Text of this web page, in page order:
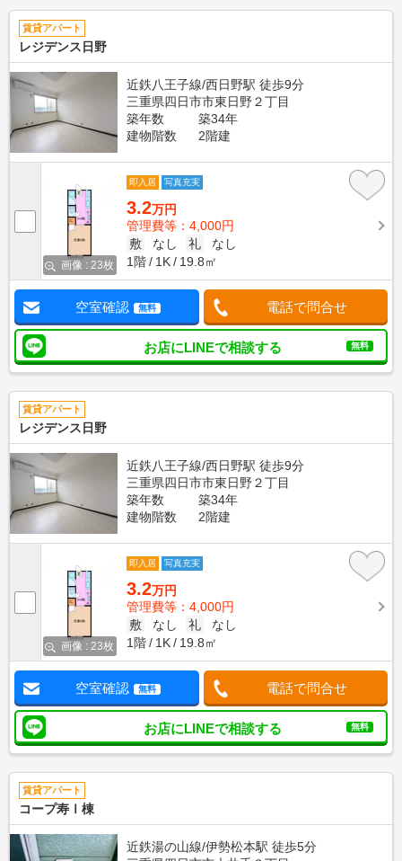
賃貸アパート
レジデンス日野
近鉄八王子線/西日野駅 徒歩9分
三重県四日市市東日野２丁目
築年数
築34年
建物階数
2階建
画像 : 23枚
即入居 写真充実
3.2万円
管理費等：4,000円
敷
なし 礼
なし
1階
1K 19.8㎡
空室確認 無料 電話で問合せ
お店にLINEで相談する 無料
賃貸アパート
レジデンス日野
近鉄八王子線/西日野駅 徒歩9分
三重県四日市市東日野２丁目
築年数
築34年
建物階数
2階建
画像 : 23枚
即入居 写真充実
3.2万円
管理費等：4,000円
敷
なし 礼
なし
1階
1K 19.8㎡
空室確認 無料 電話で問合せ
お店にLINEで相談する 無料
賃貸アパート
コープ寿Ⅰ棟
近鉄湯の山線/伊勢松本駅 徒歩5分